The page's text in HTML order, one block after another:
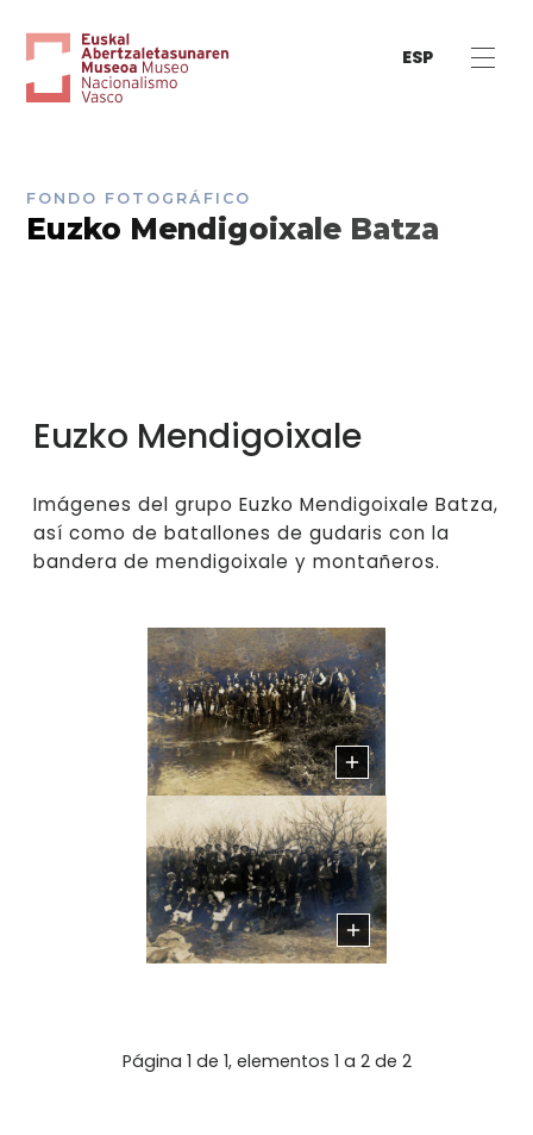
ESP
FONDO FOTOGRÁFICO
Euzko Mendigoixale Batza
Euzko Mendigoixale
Imágenes del grupo Euzko Mendigoixale Batza,
así como de batallones de gudaris con la
bandera de mendigoixale y montañeros.
Página 1 de 1, elementos 1 a 2 de 2